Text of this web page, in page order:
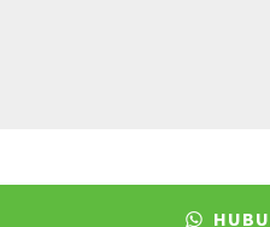
© 2026. Grosirsolsepatu.com -